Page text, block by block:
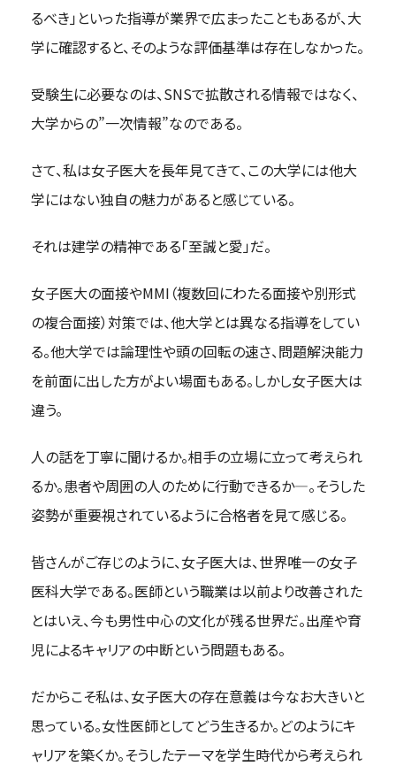
るべき」といった指導が業界で広まったこともあるが、大
学に確認すると、そのような評価基準は存在しなかった。
受験生に必要なのは、SNSで拡散される情報ではなく、
大学からの”一次情報”なのである。
さて、私は女子医大を長年見てきて、この大学には他大
学にはない独自の魅力があると感じている。
それは建学の精神である「至誠と愛」だ。
女子医大の面接やMMI（複数回にわたる面接や別形式
の複合面接）対策では、他大学とは異なる指導をしてい
る。他大学では論理性や頭の回転の速さ、問題解決能力
を前面に出した方がよい場面もある。しかし女子医大は
違う。
人の話を丁寧に聞けるか。相手の立場に立って考えられ
るか。患者や周囲の人のために行動できるか―。そうした
姿勢が重要視されているように合格者を見て感じる。
皆さんがご存じのように、女子医大は、世界唯一の女子
医科大学である。医師という職業は以前より改善された
とはいえ、今も男性中心の文化が残る世界だ。出産や育
児によるキャリアの中断という問題もある。
だからこそ私は、女子医大の存在意義は今なお大きいと
思っている。女性医師としてどう生きるか。どのようにキ
ャリアを築くか。そうしたテーマを学生時代から考えられ